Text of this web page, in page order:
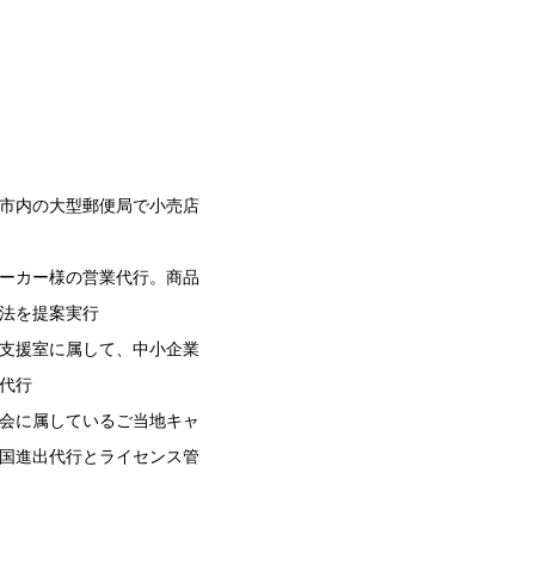
内の大型郵便局で小売店
カー様の営業代行。商品
を提案実行
援室に属して、中小企業
行
に属しているご当地キャ
進出代行とライセンス管